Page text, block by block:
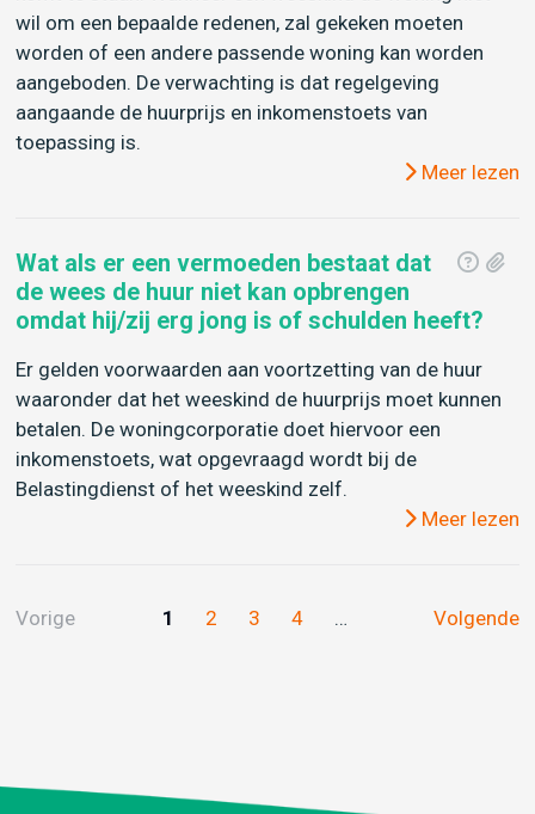
wil om een bepaalde redenen, zal gekeken moeten
worden of een andere passende woning kan worden
aangeboden. De verwachting is dat regelgeving
aangaande de huurprijs en inkomenstoets van
toepassing is.
Meer lezen
Wat als er een vermoeden bestaat dat
de wees de huur niet kan opbrengen
omdat hij/zij erg jong is of schulden heeft?
Er gelden voorwaarden aan voortzetting van de huur
waaronder dat het weeskind de huurprijs moet kunnen
betalen. De woningcorporatie doet hiervoor een
inkomenstoets, wat opgevraagd wordt bij de
Belastingdienst of het weeskind zelf.
Meer lezen
Vorige 1 2 3 4 … Volgende